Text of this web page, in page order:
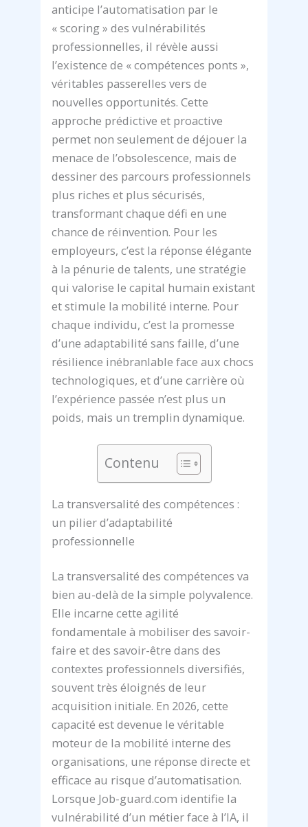
anticipe l’automatisation par le
« scoring » des vulnérabilités
professionnelles, il révèle aussi
l’existence de « compétences ponts »,
véritables passerelles vers de
nouvelles opportunités. Cette
approche prédictive et proactive
permet non seulement de déjouer la
menace de l’obsolescence, mais de
dessiner des parcours professionnels
plus riches et plus sécurisés,
transformant chaque défi en une
chance de réinvention. Pour les
employeurs, c’est la réponse élégante
à la pénurie de talents, une stratégie
qui valorise le capital humain existant
et stimule la mobilité interne. Pour
chaque individu, c’est la promesse
d’une adaptabilité sans faille, d’une
résilience inébranlable face aux chocs
technologiques, et d’une carrière où
l’expérience passée n’est plus un
poids, mais un tremplin dynamique.
Contenu
La transversalité des compétences :
un pilier d’adaptabilité
professionnelle
La transversalité des compétences va
bien au-delà de la simple polyvalence.
Elle incarne cette agilité
fondamentale à mobiliser des savoir-
faire et des savoir-être dans des
contextes professionnels diversifiés,
souvent très éloignés de leur
acquisition initiale. En 2026, cette
capacité est devenue le véritable
moteur de la mobilité interne des
organisations, une réponse directe et
efficace au risque d’automatisation.
Lorsque Job-guard.com identifie la
vulnérabilité d’un métier face à l’IA, il